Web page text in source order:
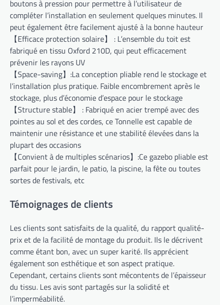
boutons à pression pour permettre à l’utilisateur de
compléter l’installation en seulement quelques minutes. Il
peut également être facilement ajusté à la bonne hauteur
【Efficace protection solaire】 : L’ensemble du toit est
fabriqué en tissu Oxford 210D, qui peut efficacement
prévenir les rayons UV
【Space-saving】:La conception pliable rend le stockage et
l’installation plus pratique. Faible encombrement après le
stockage, plus d’économie d’espace pour le stockage
【Structure stable】 : Fabriqué en acier trempé avec des
pointes au sol et des cordes, ce Tonnelle est capable de
maintenir une résistance et une stabilité élevées dans la
plupart des occasions
【Convient à de multiples scénarios】:Ce gazebo pliable est
parfait pour le jardin, le patio, la piscine, la fête ou toutes
sortes de festivals, etc
Témoignages de clients
Les clients sont satisfaits de la qualité, du rapport qualité-
prix et de la facilité de montage du produit. Ils le décrivent
comme étant bon, avec un super karité. Ils apprécient
également son esthétique et son aspect pratique.
Cependant, certains clients sont mécontents de l’épaisseur
du tissu. Les avis sont partagés sur la solidité et
l’imperméabilité.